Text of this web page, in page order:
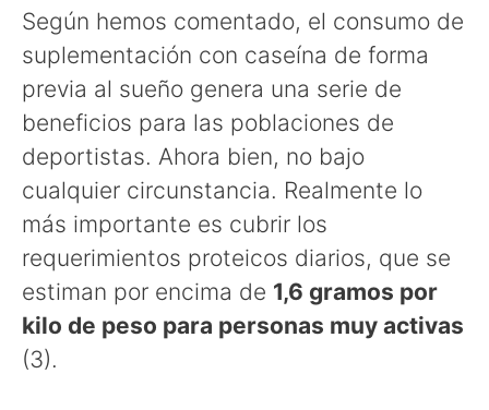
Según hemos comentado, el consumo de
suplementación con caseína de forma
previa al sueño genera una serie de
beneficios para las poblaciones de
deportistas. Ahora bien, no bajo
cualquier circunstancia. Realmente lo
más importante es cubrir los
requerimientos proteicos diarios, que se
estiman por encima de 1,6 gramos por
kilo de peso para personas muy activas
(3).